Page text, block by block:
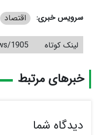
سرویس خبری: اقتصاد
لینک کوتاه 1905
خبرهای مرتبط
دیدگاه شما